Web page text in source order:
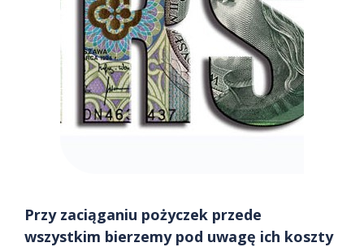
Przy zaciąganiu pożyczek przede
wszystkim bierzemy pod uwagę ich koszty